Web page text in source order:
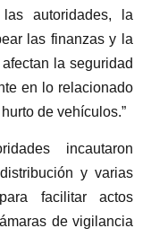
autoridades, la
las finanzas y la
la seguridad
en lo relacionado
de vehículos.”
incautaron
y varias
facilitar actos
de vigilancia